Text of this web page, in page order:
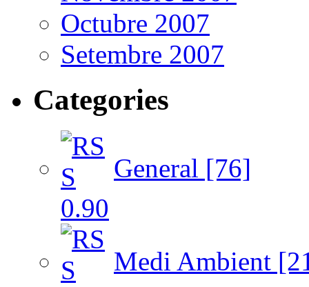
Octubre 2007
Setembre 2007
Categories
General [76]
Medi Ambient